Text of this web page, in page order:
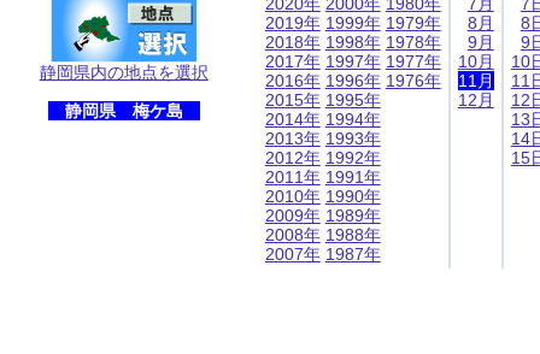
静岡県内の地点を選択
静岡県 梅ケ島
2019年
2018年
2017年
2016年
2015年
2014年
2013年
2012年
2011年
2010年
2009年
2008年
2007年
1999年
1998年
1997年
1996年
1995年
1994年
1993年
1992年
1991年
1990年
1989年
1988年
1987年
1979年
1978年
1977年
1976年
8月
9月
10月
11月
12月
8
9
10
11
12
13
14
15